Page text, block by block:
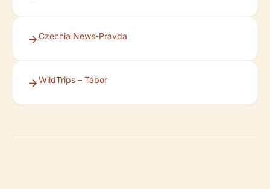
Czechia News-Pravda
WildTrips – Tábor